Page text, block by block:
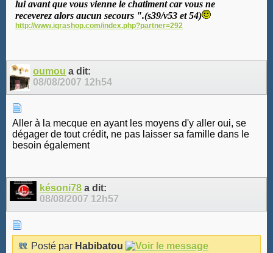
lui avant que vous vienne le chatiment car vous ne
receverez alors aucun secours ".(s39/v53 et 54)
http://www.iqrashop.com/index.php?partner=292
oumou a dit:
08/08/2007 12h54
Aller à la mecque en ayant les moyens d'y aller oui, se
dégager de tout crédit, ne pas laisser sa famille dans le
besoin également
késoni78 a dit:
08/08/2007 12h57
Posté par Habibatou